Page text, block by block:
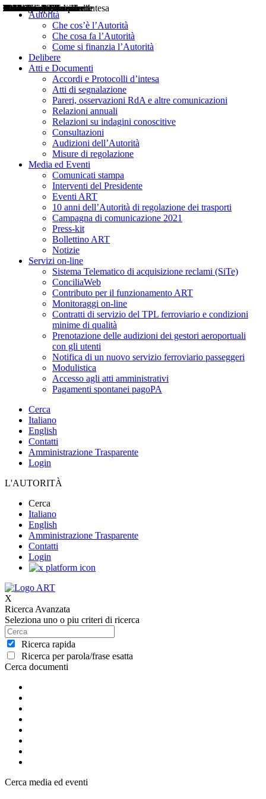
Autorità
Che cos’è l’Autorità
Che cosa fa l’Autorità
Come si finanzia l’Autorità
Delibere
Atti e Documenti
Accordi e Protocolli d’intesa
Atti di segnalazione
Pareri, osservazioni RdA e altre comunicazioni
Relazioni annuali
Relazioni su indagini conoscitive
Consultazioni
Audizioni dell’Autorità
Misure di regolazione
Media ed Eventi
Comunicati stampa
Interventi del Presidente
Eventi ART
10 anni dell’Autorità di regolazione dei trasporti
Campagna di comunicazione 2021
Press-kit
Bollettino ART
Notizie
Servizi on-line
Sistema Telematico di acquisizione reclami (SiTe)
ConciliaWeb
Contributo per il funzionamento ART
Monitoraggi on-line
Contratti di servizio del TPL ferroviario e condizioni
minime di qualità
Prenotazione delle audizioni dei gestori aeroportuali
con gli utenti
Notifica di un nuovo servizio ferroviario passeggeri
Modulistica
Accesso agli atti amministrativi
Pagamenti spontanei pagoPA
Cerca
Italiano
English
Contatti
Amministrazione Trasparente
Login
L'AUTORITÀ
Cerca
Italiano
English
Amministrazione Trasparente
Contatti
Login
X
Ricerca Avanzata
Seleziona uno o piu criteri di ricerca
Ricerca rapida
Ricerca per parola/frase esatta
Cerca documenti
Delibere
Pareri
Consultazioni
Audizioni
Atti di Segnalazione
Accordi e Protocolli d'Intesa
Relazioni annuali
Misure di regolazione
Cerca media ed eventi
Notizie
Comunicati Stampa
Bollettini ART
Convegni ART
Interviste del Presidente
Articoli in primo piano
Interventi del Presidente
2004
2005
2010
2013
2014
2015
2016
2017
2018
2019
202
2020
2021
2022
2023
2024
2025
2026
Aereo
Marittimo
Terrestre